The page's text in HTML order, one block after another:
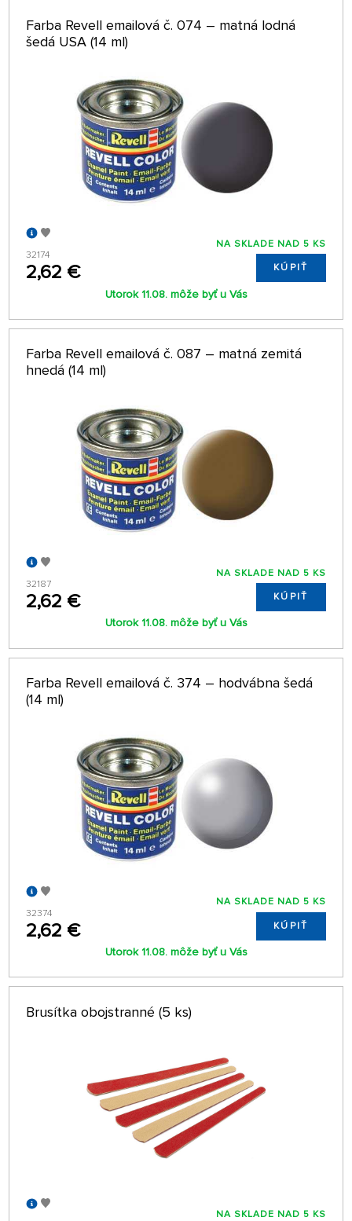
Farba Revell emailová č. 074 – matná lodná
šedá USA (14 ml)
32174
2,62 €
NA SKLADE NAD 5 KS
KÚPIŤ
Utorok 11.08. môže byť u Vás
Farba Revell emailová č. 087 – matná zemitá
hnedá (14 ml)
32187
2,62 €
NA SKLADE NAD 5 KS
KÚPIŤ
Utorok 11.08. môže byť u Vás
Farba Revell emailová č. 374 – hodvábna šedá
(14 ml)
32374
2,62 €
NA SKLADE NAD 5 KS
KÚPIŤ
Utorok 11.08. môže byť u Vás
Brusítka obojstranné (5 ks)
NA SKLADE NAD 5 KS